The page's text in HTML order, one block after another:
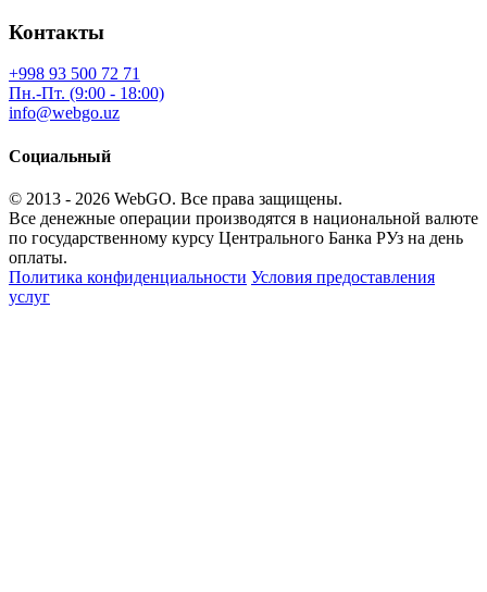
Контакты
+998 93 500 72 71
Пн.-Пт. (9:00 - 18:00)
info@webgo.uz
Социальный
© 2013 - 2026 WebGO. Все права защищены.
Все денежные операции производятся в национальной валюте
по государственному курсу Центрального Банка РУз на день
оплаты.
Политика конфиденциальности Условия предоставления
услуг